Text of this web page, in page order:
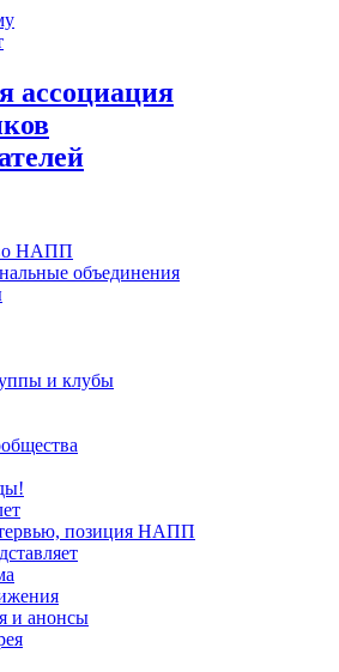
ассоциация
НАПП
объединения
и клубы
позиция НАПП
и анонсы